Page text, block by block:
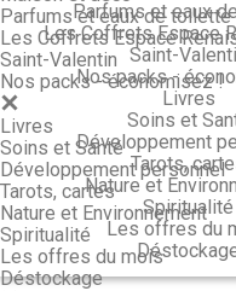
Parfums et eaux de toilette
Les Coffrets Espace
Saint-Valentin
Nos packs - économisez !
Livres
Soins et Santé
Développement personnel
Tarots, cartes
Nature et Environnement
Spiritualité
Les offres du mois
Déstockage
Parfums et eaux
Les Coffrets Espace
Saint-
Nos packs -
Livres
Soins et
Développement
Tarots,
Nature et
Spiritualité
Les offres du